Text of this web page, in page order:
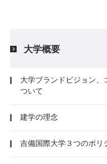
大学概要
大学ブランドビジョン、
ついて
建学の理念
吉備国際大学３つのポリ